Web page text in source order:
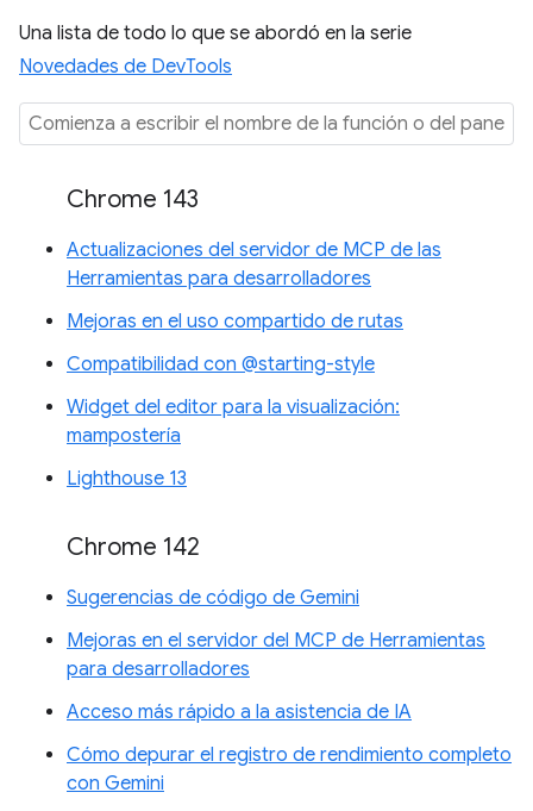
Una lista de todo lo que se abordó en la serie
Novedades de DevTools
Chrome 143
Actualizaciones del servidor de MCP de las
Herramientas para desarrolladores
Mejoras en el uso compartido de rutas
Compatibilidad con @starting-style
Widget del editor para la visualización:
mampostería
Lighthouse 13
Chrome 142
Sugerencias de código de Gemini
Mejoras en el servidor del MCP de Herramientas
para desarrolladores
Acceso más rápido a la asistencia de IA
Cómo depurar el registro de rendimiento completo
con Gemini